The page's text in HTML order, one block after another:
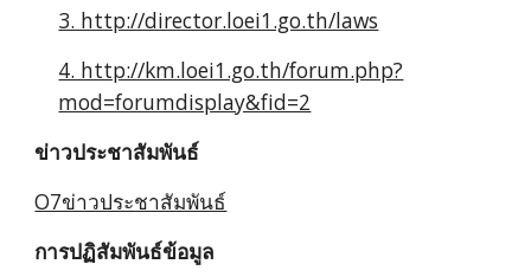
3. http://director.loei1.go.th/laws
4. http://km.loei1.go.th/forum.php?
mod=forumdisplay&fid=2
ข่าวประชาสัมพันธ์
O7ข่าวประชาสัมพันธ์
การปฏิสัมพันธ์ข้อมูล